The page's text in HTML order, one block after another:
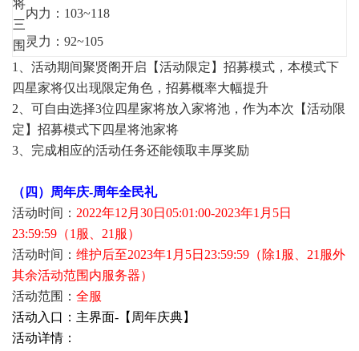
将
三
围
内力：103~118
灵力：92~105
1、活动期间聚贤阁开启【活动限定】招募模式，本模式下
四星家将仅出现限定角色，招募概率大幅提升
2、可自由选择3位四星家将放入家将池，作为本次【活动限
定】招募模式下四星将池家将
3、完成相应的活动任务还能领取丰厚奖励
（四）周年庆-周年全民礼
活动时间： 2022年12月30日05:01:00-2023年1月5日
23:59:59（1服、21服）
活动时间： 维护后至2023年1月5日23:59:59（除1服、21服外
其余活动范围内服务器）
活动范围： 全服
活动入口：主界面-【周年庆典】
活动详情：